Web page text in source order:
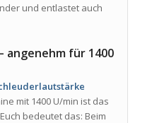
und entlastet auch
angenehm für 1400
mit 1400 U/min ist das
bedeutet das: Beim